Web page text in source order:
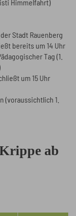
Rauenberg
um 14 Uhr
Tag (1.
um 15 Uhr
1.
ab